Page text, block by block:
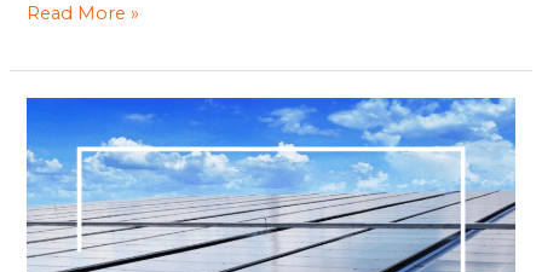
Read More »
Teknoloji
&
Yüksek
Verim